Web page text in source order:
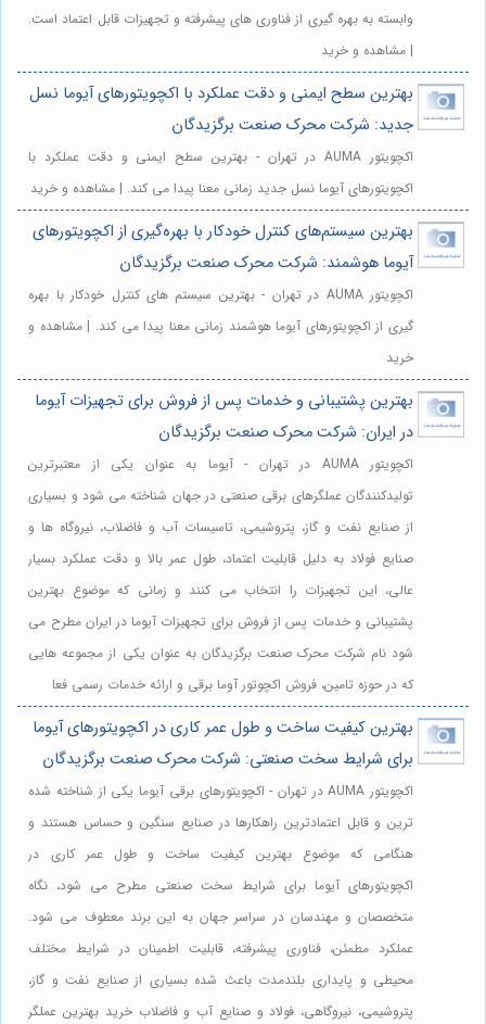
وابسته به بهره گیری از فناوری های پیشرفته و تجهیزات قابل اعتماد است.
| مشاهده و خرید
بهترین سطح ایمنی و دقت عملکرد با اکچویتورهای آیوما نسل
جدید: شرکت محرک صنعت برگزیدگان
اکچویتور AUMA در تهران - بهترین سطح ایمنی و دقت عملکرد با
اکچویتورهای آیوما نسل جدید زمانی معنا پیدا می کند. | مشاهده و خرید
بهترین سیستم‌های کنترل خودکار با بهره‌گیری از اکچویتورهای
آیوما هوشمند: شرکت محرک صنعت برگزیدگان
اکچویتور AUMA در تهران - بهترین سیستم های کنترل خودکار با بهره
گیری از اکچویتورهای آیوما هوشمند زمانی معنا پیدا می کند. | مشاهده و
خرید
بهترین پشتیبانی و خدمات پس از فروش برای تجهیزات آیوما
در ایران: شرکت محرک صنعت برگزیدگان
اکچویتور AUMA در تهران - آیوما به عنوان یکی از معتبرترین
تولیدکنندگان عملگرهای برقی صنعتی در جهان شناخته می شود و بسیاری
از صنایع نفت و گاز، پتروشیمی، تاسیسات آب و فاضلاب، نیروگاه ها و
صنایع فولاد به دلیل قابلیت اعتماد، طول عمر بالا و دقت عملکرد بسیار
عالی، این تجهیزات را انتخاب می کنند و زمانی که موضوع بهترین
پشتیبانی و خدمات پس از فروش برای تجهیزات آیوما در ایران مطرح می
شود نام شرکت محرک صنعت برگزیدگان به عنوان یکی از مجموعه هایی
که در حوزه تامین، فروش اکچوتور آوما برقی و ارائه خدمات رسمی فعا
بهترین کیفیت ساخت و طول عمر کاری در اکچویتورهای آیوما
برای شرایط سخت صنعتی: شرکت محرک صنعت برگزیدگان
اکچویتور AUMA در تهران - اکچویتورهای برقی آیوما یکی از شناخته شده
ترین و قابل اعتمادترین راهکارها در صنایع سنگین و حساس هستند و
هنگامی که موضوع بهترین کیفیت ساخت و طول عمر کاری در
اکچویتورهای آیوما برای شرایط سخت صنعتی مطرح می شود، نگاه
متخصصان و مهندسان در سراسر جهان به این برند معطوف می شود.
عملکرد مطمئن، فناوری پیشرفته، قابلیت اطمینان در شرایط مختلف
محیطی و پایداری بلندمدت باعث شده بسیاری از صنایع نفت و گاز،
پتروشیمی، نیروگاهی، فولاد و صنایع آب و فاضلاب خرید بهترین عملگر